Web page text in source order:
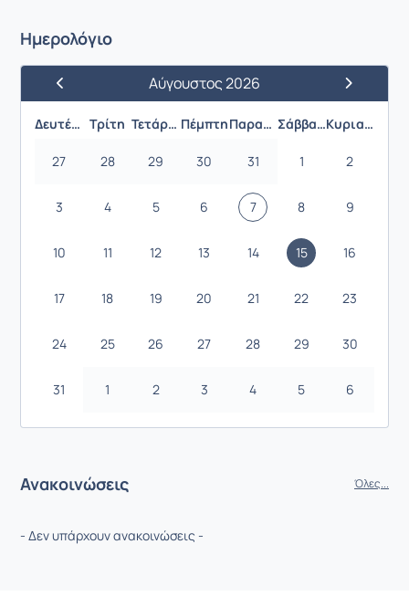
Ημερολόγιο
Προηγούμενος ΜήναςΑύγουστος 2026
Επόμενος
Δευτέρα Τρίτη Τετάρτη Πέμπτη Παρασκευή Σάββατο Κυριακή
27 28 29 30 31 1 2
3 4 5 6 7 8 9
10 11 12 13 14 15 16
17 18 19 20 21 22 23
24 25 26 27 28 29 30
31 1 2 3 4 5 6
Ανακοινώσεις Όλες...
- Δεν υπάρχουν ανακοινώσεις -